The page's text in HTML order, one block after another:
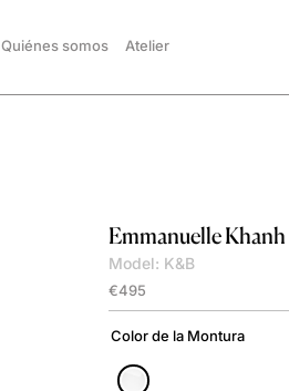
Quiénes somos Atelier
Emmanuelle Khanh
Model: K&B
€495
Color de la Montura